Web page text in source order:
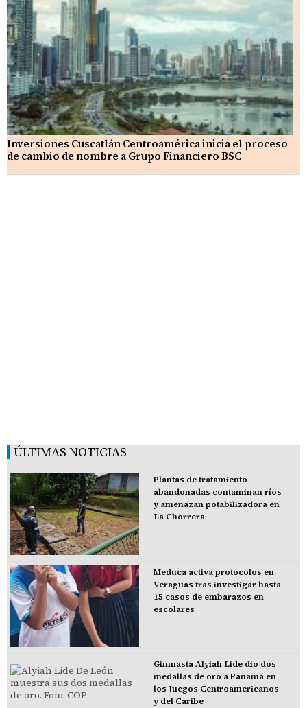
Inversiones Cuscatlán Centroamérica inicia el proceso
de cambio de nombre a Grupo Financiero BSC
ÚLTIMAS NOTICIAS
Plantas de tratamiento
abandonadas contaminan ríos
y amenazan potabilizadora en
La Chorrera
Meduca activa protocolos en
Veraguas tras investigar hasta
15 casos de embarazos en
escolares
Gimnasta Alyiah Lide dio dos
medallas de oro a Panamá en
los Juegos Centroamericanos
y del Caribe